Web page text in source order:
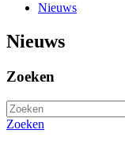
Nieuws
Nieuws
Zoeken
Zoeken